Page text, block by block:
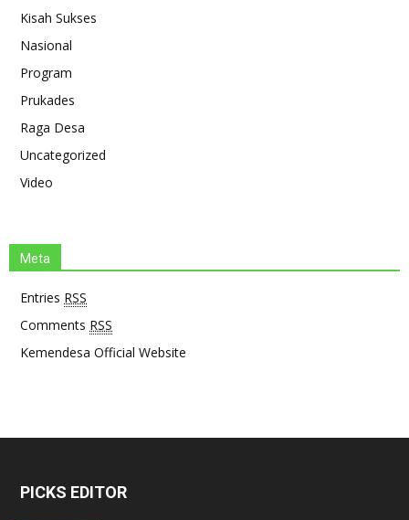
Kisah Sukses
Nasional
Program
Prukades
Raga Desa
Uncategorized
Video
Meta
Entries RSS
Comments RSS
Kemendesa Official Website
PICKS EDITOR